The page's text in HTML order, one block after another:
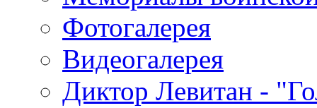
Фотогалерея
Видеогалерея
Диктор Левитан -